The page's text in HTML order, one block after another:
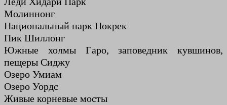
Молиннонг
Национальный парк Нокрек
Пик Шиллонг
Южные холмы Гаро, заповедник кувшинов,
пещеры Сиджу
Озеро Умиам
Озеро Уордс
Живые корневые мосты